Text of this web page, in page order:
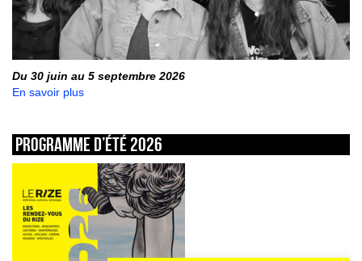
Du 30 juin au 5 septembre 2026
En savoir plus
Programme d’été 2026